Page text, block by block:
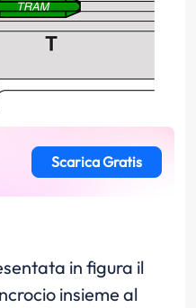
Scarica Gratis
in figura il
insieme al